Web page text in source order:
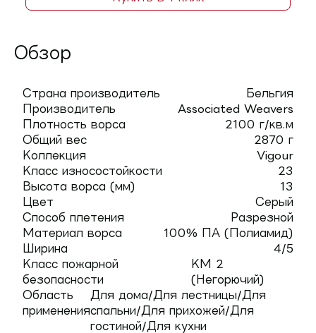
Обзор
Страна производитель
Бельгия
Производитель
Associated Weavers
Плотность ворса
2100 г/кв.м
Общий вес
2870 г
Коллекция
Vigour
Класс износостойкости
23
Высота ворса (мм)
13
Цвет
Серый
Способ плетения
Разрезной
Материал ворса
100% ПА (Полиамид)
Ширина
4/5
Класс пожарной
безопасности
КМ 2
(Негорючий)
Область
применения
Для дома/Для лестницы/Для
спальни/Для прихожей/Для
гостиной/Для кухни